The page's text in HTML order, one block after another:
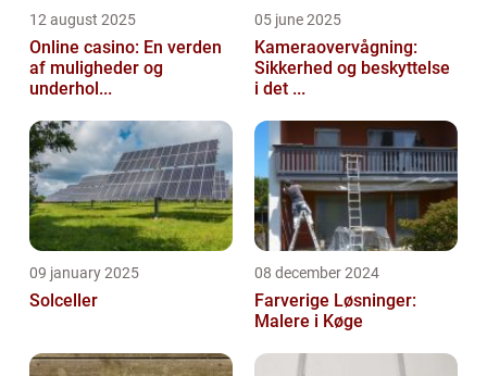
12 august 2025
Online casino: En verden
af muligheder og
underhol...
05 june 2025
Kameraovervågning:
Sikkerhed og beskyttelse
i det ...
09 january 2025
Solceller
08 december 2024
Farverige Løsninger:
Malere i Køge